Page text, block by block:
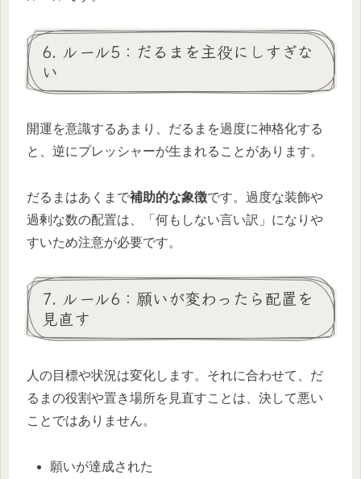
6. ルール5：だるまを主役にしすぎな
い
開運を意識するあまり、だるまを過度に神格化する
と、逆にプレッシャーが生まれることがあります。
だるまはあくまで補助的な象徴です。過度な装飾や
過剰な数の配置は、「何もしない言い訳」になりや
すいため注意が必要です。
7. ルール6：願いが変わったら配置を
見直す
人の目標や状況は変化します。それに合わせて、だ
るまの役割や置き場所を見直すことは、決して悪い
ことではありません。
願いが達成された